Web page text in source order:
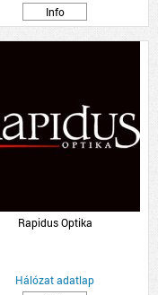
Info
Rapidus Optika
Hálózat adatlap